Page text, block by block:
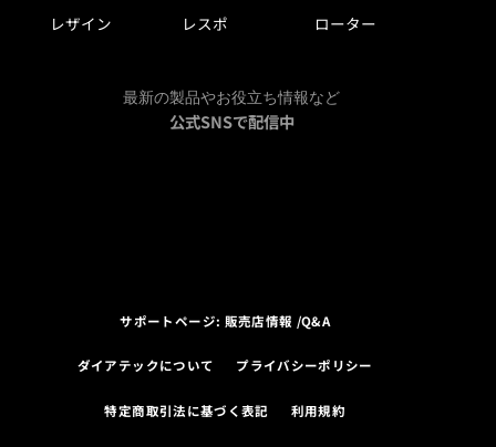
レザイン
レスポ ローター
最新の製品やお役立ち情報など
公式SNSで配信中
サポートページ: 販売店情報 /Q&A
ダイアテックについて プライバシーポリシー
特定商取引法に基づく表記 利用規約